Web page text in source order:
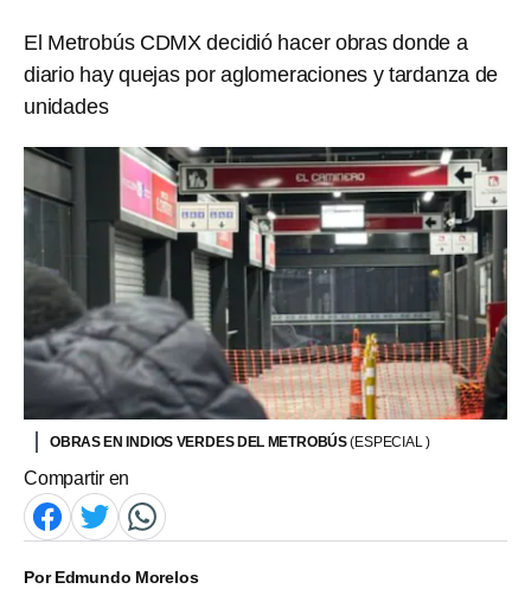
El Metrobús CDMX decidió hacer obras donde a
diario hay quejas por aglomeraciones y tardanza de
unidades
OBRAS EN INDIOS VERDES DEL METROBÚS(ESPECIAL )
Compartir en
PorEdmundo Morelos